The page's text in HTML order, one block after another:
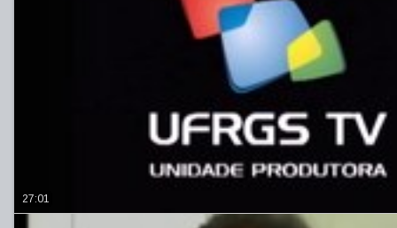
27:01